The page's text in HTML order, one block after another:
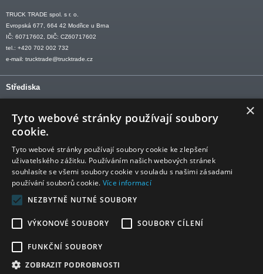
TRUCK TRADE spol. s r. o.
Evropská 677, 664 42 Modřice u Brna
IČ: 60717602, DIČ: CZ60717602
tel.: +420 702 002 732
e-mail: trucktrade@trucktrade.cz
Střediska
OSTRAVA tel: +420 602 547 882
OTROKOVICE tel: +420 577 110 921-2
Sledujte nás
×
Tyto webové stránky používají soubory
cookie.
Tyto webové stránky používají soubory cookie ke zlepšení
uživatelského zážitku. Používáním našich webových stránek
souhlasíte se všemi soubory cookie v souladu s našimi zásadami
používání souborů cookie. Více informací
NEZBYTNĚ NUTNÉ SOUBORY
VÝKONOVÉ SOUBORY SOUBORY CÍLENÍ
FUNKČNÍ SOUBORY
ZOBRAZIT PODROBNOSTI